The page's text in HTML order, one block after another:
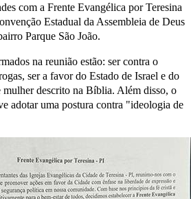
com a Frente Evangélica por Teresina
Estadual da Assembleia de Deus
Parque São João.
na reunião estão: ser contra o
ser a favor do Estado de Israel e do
mulher descrito na Bíblia. Além disso, o
adotar uma postura contra "ideologia de